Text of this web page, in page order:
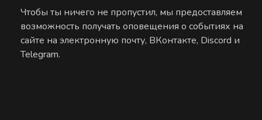
Чтобы ты ничего не пропустил, мы предоставляем
возможность получать оповещения о событиях на
сайте на электронную почту, ВКонтакте, Discord и
Telegram.